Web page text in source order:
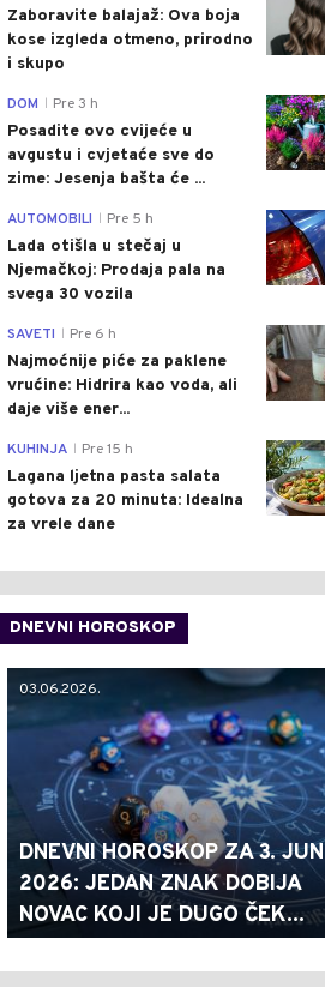
Zaboravite balajaž: Ova boja
kose izgleda otmeno, prirodno
i skupo
DOM Pre 3 h
Posadite ovo cvijeće u
avgustu i cvjetaće sve do
zime: Jesenja bašta će ...
AUTOMOBILI Pre 5 h
Lada otišla u stečaj u
Njemačkoj: Prodaja pala na
svega 30 vozila
SAVETI Pre 6 h
Najmoćnije piće za paklene
vrućine: Hidrira kao voda, ali
daje više ener...
KUHINJA Pre 15 h
Lagana ljetna pasta salata
gotova za 20 minuta: Idealna
za vrele dane
DNEVNI HOROSKOP
03.06.2026.
DNEVNI HOROSKOP ZA 3. JUN
2026: JEDAN ZNAK DOBIJA
NOVAC KOJI JE DUGO ČEK...